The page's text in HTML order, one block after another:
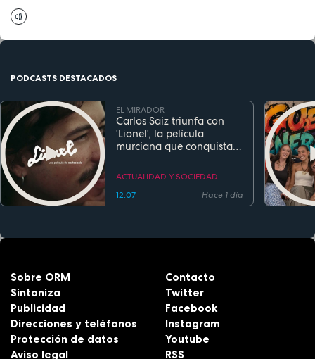
PODCASTS DESTACADOS
EL MIRADOR
Carlos Saiz triunfa con
'Lionel', la película
murciana que conquista
estreno
ACTUALIDAD Y SOCIEDAD
12:07
Hace 1 día
Sobre ORM
Sintoniza
Publicidad
Direcciones y teléfonos
Protección de datos
Aviso legal
Contacto
Twitter
Facebook
Instagram
Youtube
RSS